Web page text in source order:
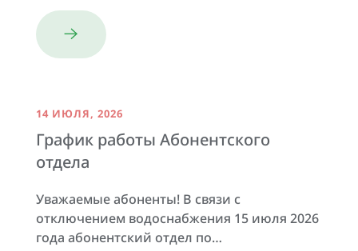
14 ИЮЛЯ, 2026
График работы Абонентского
отдела
Уважаемые абоненты! В связи с
отключением водоснабжения 15 июля 2026
года абонентский отдел по…